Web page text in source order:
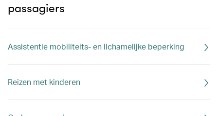
passagiers
Assistentie mobiliteits- en lichamelijke beperking
Reizen met kinderen